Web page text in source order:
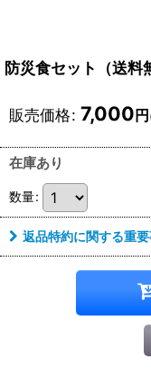
防災食セット（送料
販売価格: 7,000円
在庫あり
数量:
返品特約に関する重